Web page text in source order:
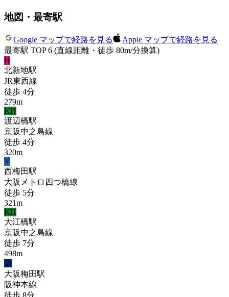
地図・最寄駅
Google マップで経路を見る
Apple マップで経路を見る
最寄駅 TOP 6 (直線距離・徒歩 80m/分換算)
H
北新地駅
JR東西線
徒歩 4分
279m
KH
渡辺橋駅
京阪中之島線
徒歩 4分
320m
Y
西梅田駅
大阪メトロ四つ橋線
徒歩 5分
321m
KH
大江橋駅
京阪中之島線
徒歩 7分
498m
阪
大阪梅田駅
阪神本線